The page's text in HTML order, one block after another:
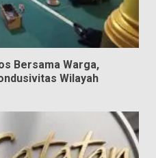
Bersama Warga,
Wilayah